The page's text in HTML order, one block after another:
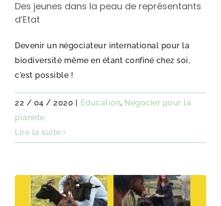
Des jeunes dans la peau de représentants
d’Etat
Devenir un négociateur international pour la
biodiversité même en étant confiné chez soi,
c'est possible !
22 / 04 / 2020 Education, Négocier pour la
planète
Lire la suite